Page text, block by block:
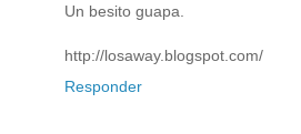
Un besito guapa.
http://losaway.blogspot.com/
Responder